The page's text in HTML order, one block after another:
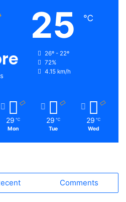
25 ℃
26º - 22º
72%
4.15 km/h
29 ℃
Mon
29 ℃
Tue
29 ℃
Wed
Comments